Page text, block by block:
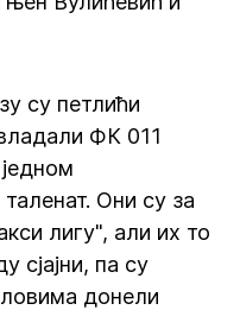
су петлићи
ФК 011
Они су за
лигу", али их то
сјајни, па су
донели